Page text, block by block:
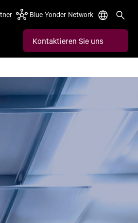
Blue Yonder Network
Kontaktieren Sie uns